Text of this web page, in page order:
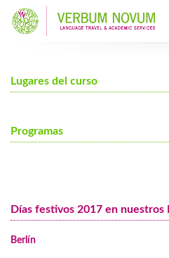
Lugares del curso
Mainz
Programas
Programas para Familias
Días festivos 2017 en nuestros
Berlín